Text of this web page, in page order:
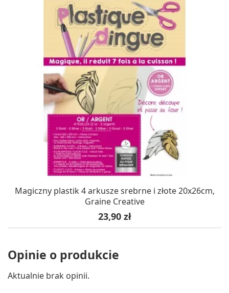
Magiczny plastik 4 arkusze srebrne i złote 20x26cm,
Graine Creative
Cena
23,90 zł
Opinie o produkcie
Aktualnie brak opinii.